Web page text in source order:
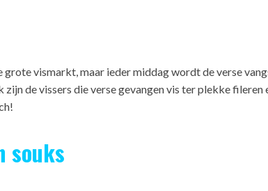
grote vismarkt, maar ieder middag wordt de verse
zijn de vissers die verse gevangen vis ter plekke
souks